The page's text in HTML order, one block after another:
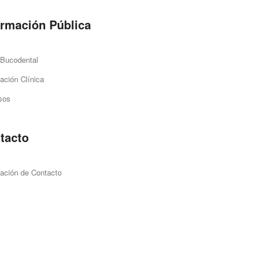
Pública
Clínica
de Contacto